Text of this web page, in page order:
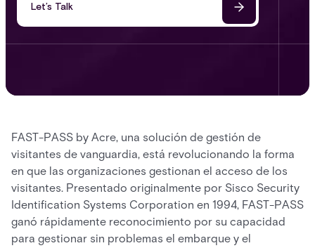
Let’s Talk
FAST-PASS by Acre, una solución de gestión de
visitantes de vanguardia, está revolucionando la forma
en que las organizaciones gestionan el acceso de los
visitantes. Presentado originalmente por Sisco Security
Identification Systems Corporation en 1994, FAST-PASS
ganó rápidamente reconocimiento por su capacidad
para gestionar sin problemas el embarque y el